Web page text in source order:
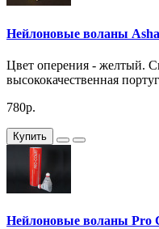
Нейлоновые воланы
Цвет оперения - желтый.
высококачественная
780р.
Купить
Нейлоновые воланы Pro